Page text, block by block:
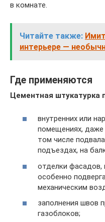
в комнате.
Читайте также:
интерьере —
Где применяются
Цементная штукатурка
внутренних или
помещениях, даже
том числе
подъездах, на
отделки фасадов,
особенно
механическим
заполнения швов
газоблоков;